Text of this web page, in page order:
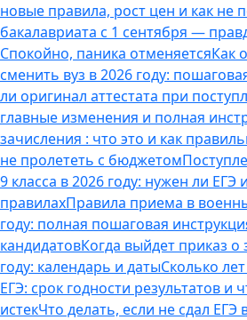
новые правила, рост цен и как не
бакалавриата с 1 сентября —
Спокойно, паника отменяетсяКак
сменить вуз в 2026 году:
ли оригинал аттестата при
главные изменения и полная
зачисления : что это и как
не пролететь с бюджетом
9 класса в 2026 году: нужен ли
правилахПравила приема в
году: полная пошаговая
кандидатовКогда выйдет приказ о
году: календарь и датыСколько
ЕГЭ: срок годности результатов и
истекЧто делать, если не сдал ЕГЭ